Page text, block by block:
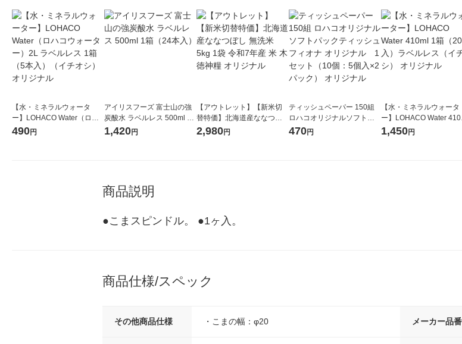
【水・ミネラルウォータ
ー】LOHACO Water（ロハ
コウォーター）2L ラベルレ
490円
アイリスフーズ 富士山の強
炭酸水 ラベルレス 500ml 1
箱（24本入）
1,420円
【アウトレット】【新米切
替特価】北海道産ななつぼ
し 無洗米 5kg 1袋 令和7年産
2,980円
ティッシュペーパー 150組
ロハコオリジナルソフトパ
ックティッシュ フィオナ オ
470円
【水・ミネラルウォータ
ー】LOHACO Water
1箱（20本入）ラベルレス
1,450円
商品説明
●こまスピンドル。 ●1ヶ入。
商品仕様/スペック
その他商品仕様 ・こまの幅：φ20 メーカー品番